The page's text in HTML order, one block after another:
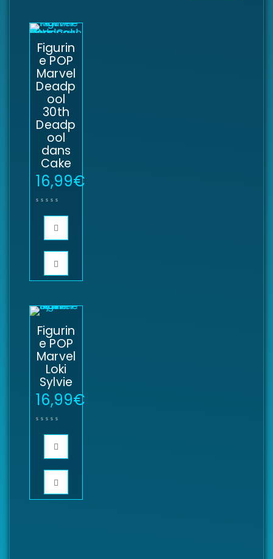
Figurin
e POP
Marvel
Deadp
ool
30th
Deadp
ool
dans
Cake
16,99€
Figurin
e POP
Marvel
Loki
Sylvie
16,99€